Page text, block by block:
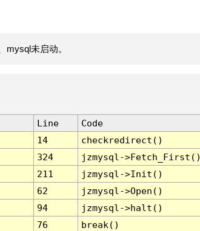
mysql未启动。
Line
Code
14
checkredirect()
324
jzmysql-
211
jzmysql->Init()
62
jzmysql->Open()
94
jzmysql->halt()
76 break()